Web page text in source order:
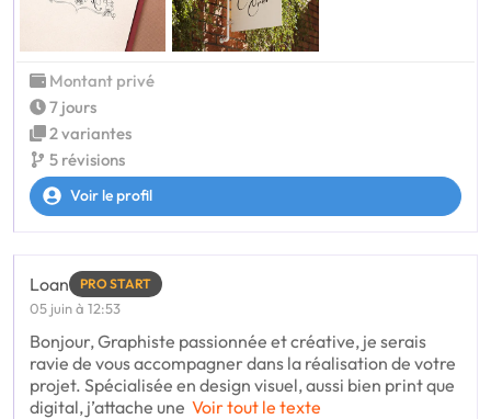
Montant privé
7 jours
2 variantes
5 révisions
Voir le profil
Loan PRO START
05 juin à 12:53
Bonjour, Graphiste passionnée et créative, je serais
ravie de vous accompagner dans la réalisation de votre
projet. Spécialisée en design visuel, aussi bien print que
digital, j’attache une Voir tout le texte